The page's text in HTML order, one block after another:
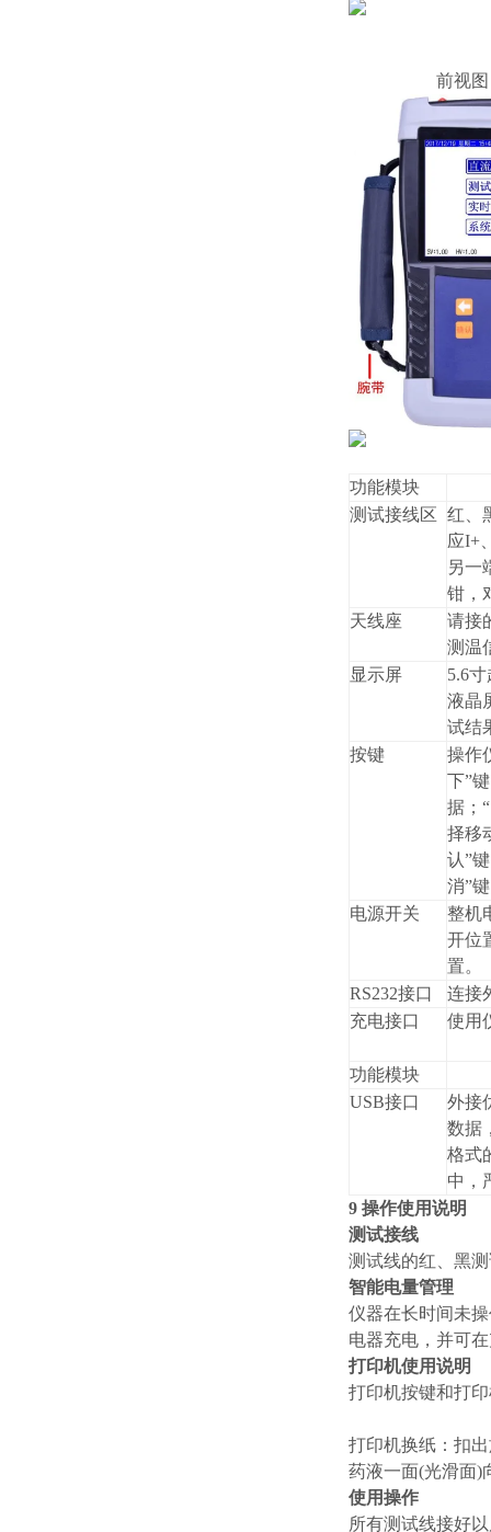
前视
功能模块
测试接线区 红、
应I+
另一
钳，
天线座
请接
测温
显示屏
5.6
液晶
试结
按键
操作
下”
据；
择移
认”
消”
电源开关
整机
开位
置。
RS232接口
连接
充电接口
使用
功能模块
USB接口
外接
数据
格式
中，
9 操作使用说明
测试接线
测试线的红、黑
智能电量管理
仪器在长时间未
电器充电，并可
打印机使用说明
打印机按键和打
打印机换纸：扣
药液一面(光滑面)
使用操作
所有测试线接好